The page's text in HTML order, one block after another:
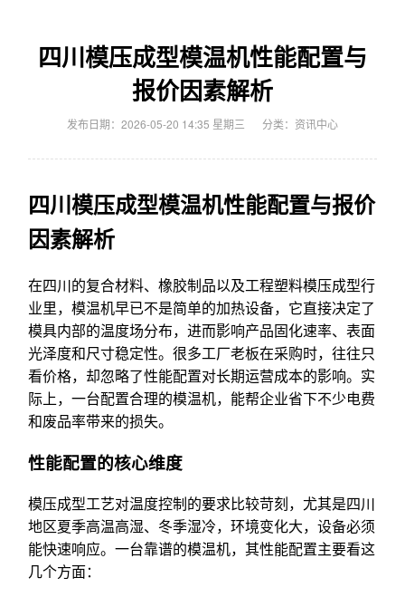
四川模压成型模温机性能配置与
报价因素解析
发布日期：2026-05-20 14:35 星期三 分类： 资讯中心
四川模压成型模温机性能配置与报价
因素解析
在四川的复合材料、橡胶制品以及工程塑料模压成型行
业里，模温机早已不是简单的加热设备，它直接决定了
模具内部的温度场分布，进而影响产品固化速率、表面
光泽度和尺寸稳定性。很多工厂老板在采购时，往往只
看价格，却忽略了性能配置对长期运营成本的影响。实
际上，一台配置合理的模温机，能帮企业省下不少电费
和废品率带来的损失。
性能配置的核心维度
模压成型工艺对温度控制的要求比较苛刻，尤其是四川
地区夏季高温高湿、冬季湿冷，环境变化大，设备必须
能快速响应。一台靠谱的模温机，其性能配置主要看这
几个方面：